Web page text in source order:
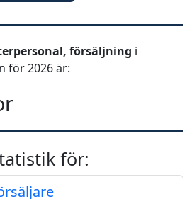
försäljning i
för 2026 är:
för: